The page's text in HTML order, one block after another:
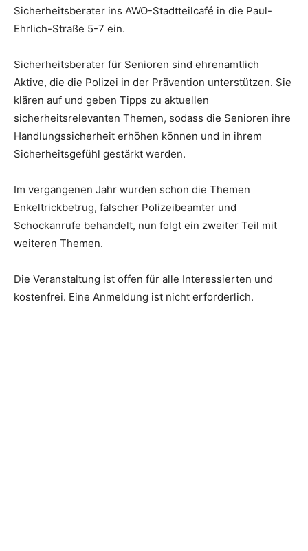
Sicherheitsberater ins AWO-Stadtteilcafé in die Paul-
Ehrlich-Straße 5-7 ein.
Sicherheitsberater für Senioren sind ehrenamtlich
Aktive, die die Polizei in der Prävention unterstützen. Sie
klären auf und geben Tipps zu aktuellen
sicherheitsrelevanten Themen, sodass die Senioren ihre
Handlungssicherheit erhöhen können und in ihrem
Sicherheitsgefühl gestärkt werden.
Im vergangenen Jahr wurden schon die Themen
Enkeltrickbetrug, falscher Polizeibeamter und
Schockanrufe behandelt, nun folgt ein zweiter Teil mit
weiteren Themen.
Die Veranstaltung ist offen für alle Interessierten und
kostenfrei. Eine Anmeldung ist nicht erforderlich.